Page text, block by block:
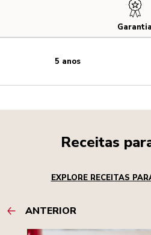
Garantia
5 anos
Receitas
EXPLORE RECEITAS
ANTERIOR